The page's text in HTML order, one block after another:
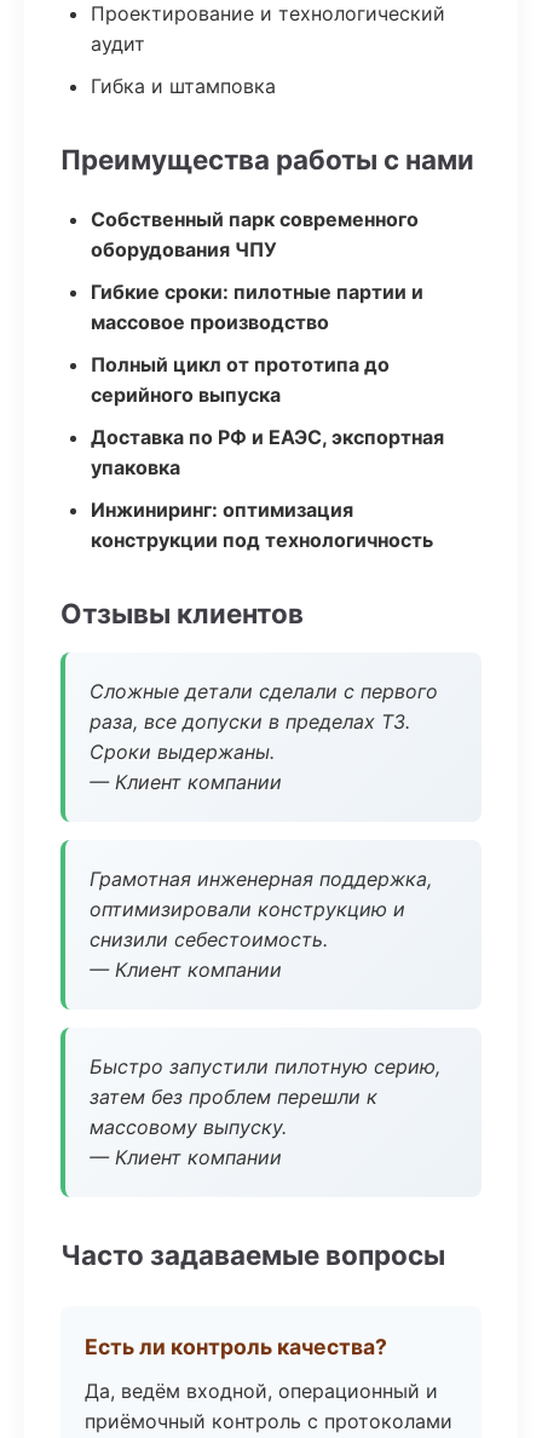
Проектирование и технологический
аудит
Гибка и штамповка
Преимущества работы с нами
Собственный парк современного
оборудования ЧПУ
Гибкие сроки: пилотные партии и
массовое производство
Полный цикл от прототипа до
серийного выпуска
Доставка по РФ и ЕАЭС, экспортная
упаковка
Инжиниринг: оптимизация
конструкции под технологичность
Отзывы клиентов
Сложные детали сделали с первого
раза, все допуски в пределах ТЗ.
Сроки выдержаны.
— Клиент компании
Грамотная инженерная поддержка,
оптимизировали конструкцию и
снизили себестоимость.
— Клиент компании
Быстро запустили пилотную серию,
затем без проблем перешли к
массовому выпуску.
— Клиент компании
Часто задаваемые вопросы
Есть ли контроль качества?
Да, ведём входной, операционный и
приёмочный контроль с протоколами